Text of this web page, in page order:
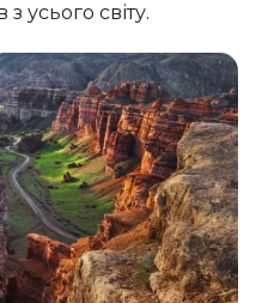
усього світу.